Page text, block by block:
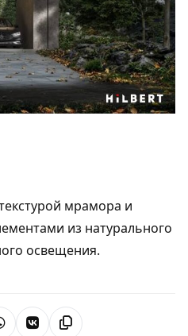
мрамора и
из натурального
освещения.